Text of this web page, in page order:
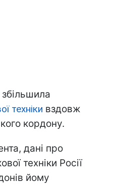
збільшила
техніки вздовж
кордону.
дані про
техніки Росії
йому